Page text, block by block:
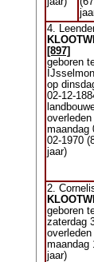
4.
[897]
geboren
op
02-12-
overleden
maandag
02-1970
jaar)
2.
geboren
zaterdag
maandag
jaar)